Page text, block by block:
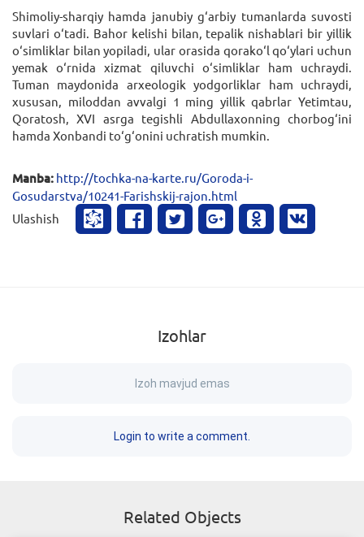
Shimoliy-sharqiy hamda janubiy g‘arbiy tumanlarda suvosti
suvlari o‘tadi. Bahor kelishi bilan, tepalik nishablari bir yillik
o‘simliklar bilan yopiladi, ular orasida qorako‘l qo‘ylari uchun
yemak o‘rnida xizmat qiluvchi o‘simliklar ham uchraydi.
Tuman maydonida arxeologik yodgorliklar ham uchraydi,
xususan, miloddan avvalgi 1 ming yillik qabrlar Yetimtau,
Qoratosh, XVI asrga tegishli Abdullaxonning chorbog‘ini
hamda Xonbandi to‘g‘onini uchratish mumkin.
Manba: http://tochka-na-karte.ru/Goroda-i-
Gosudarstva/10241-Farishskij-rajon.html
Ulashish
Izohlar
Izoh mavjud emas
Login to write a comment.
Related Objects